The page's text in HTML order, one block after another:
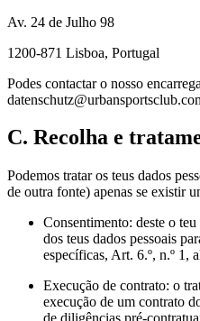
Av. 24 de Julho 98
1200-871 Lisboa, Portugal
Podes contactar o nosso
C. Recolha e
Podemos tratar os teus dados
de outra fonte) apenas se existir
Consentimento: deste o
dos teus dados pessoais
específicas, Art. 6.º, n.º 1,
Execução de contrato: o
execução de um contrato